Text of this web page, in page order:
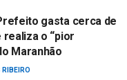
gasta cerca de
realiza o “pior
Maranhão
RIBEIRO